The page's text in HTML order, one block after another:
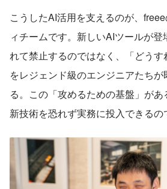
こうしたAI活用を支えるのが、
ィチームです。新しいAIツールが
れて禁止するのではなく、「どうす
をレジェンド級のエンジニアたち
る。この「攻めるための基盤」が
新技術を恐れず実務に投入できるの